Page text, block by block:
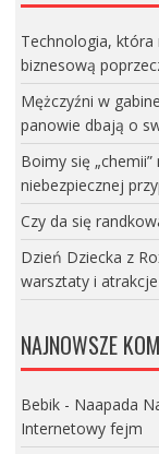
Technologia, która
biznesową
Mężczyźni w
panowie dbają o
Boimy się
niebezpiecznej
Czy da się
Dzień Dziecka z
warsztaty i
NAJNOWSZE
Bebik- Naapada
Internetowy fejm